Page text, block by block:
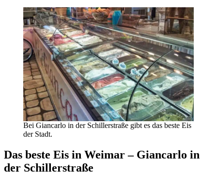
Bei Giancarlo in der Schillerstraße gibt es das beste Eis
der Stadt.
Das beste Eis in Weimar – Giancarlo in
der Schillerstraße